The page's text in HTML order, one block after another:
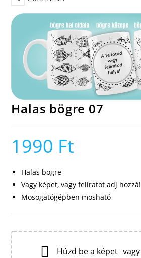
Halas bögre 07
1990 Ft
Halas bögre
Vagy képet, vagy feliratot adj hozzá!
Mosogatógépben mosható
Húzd be a képet vagy